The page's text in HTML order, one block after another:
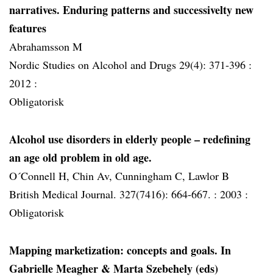
narratives. Enduring patterns and successivelty new
features
Abrahamsson M
Nordic Studies on Alcohol and Drugs 29(4): 371-396 :
2012 :
Obligatorisk
Alcohol use disorders in elderly people – redefining
an age old problem in old age.
O´Connell H, Chin Av, Cunningham C, Lawlor B
British Medical Journal. 327(7416): 664-667. : 2003 :
Obligatorisk
Mapping marketization: concepts and goals. In
Gabrielle Meagher & Marta Szebehely (eds)